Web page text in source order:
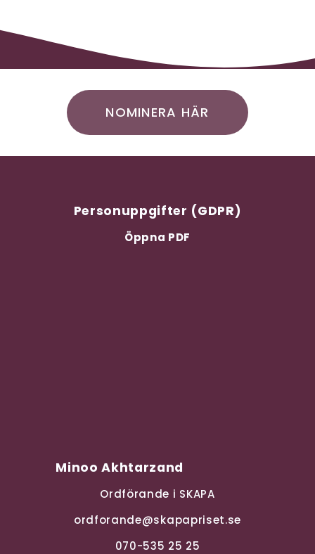
NOMINERA HÄR
Personuppgifter (GDPR)
Öppna PDF
Minoo Akhtarzand
Ordförande i SKAPA
ordforande@skapapriset.se
070-535 25 25